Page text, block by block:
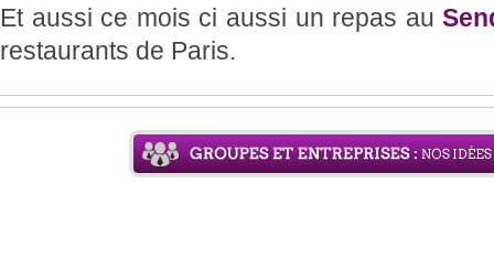
Et aussi ce mois ci aussi un repas au
restaurants de Paris.